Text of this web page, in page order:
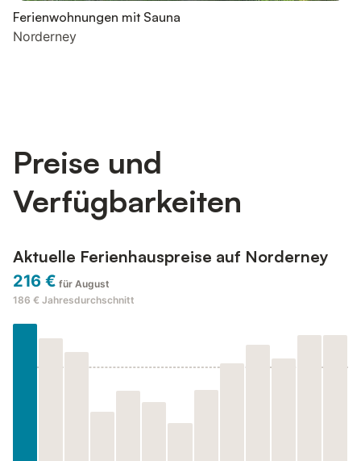
Ferienwohnungen mit Sauna
Norderney
Preise und
Verfügbarkeiten
Aktuelle Ferienhauspreise auf Norderney
216 € für August
186 € Jahresdurchschnitt